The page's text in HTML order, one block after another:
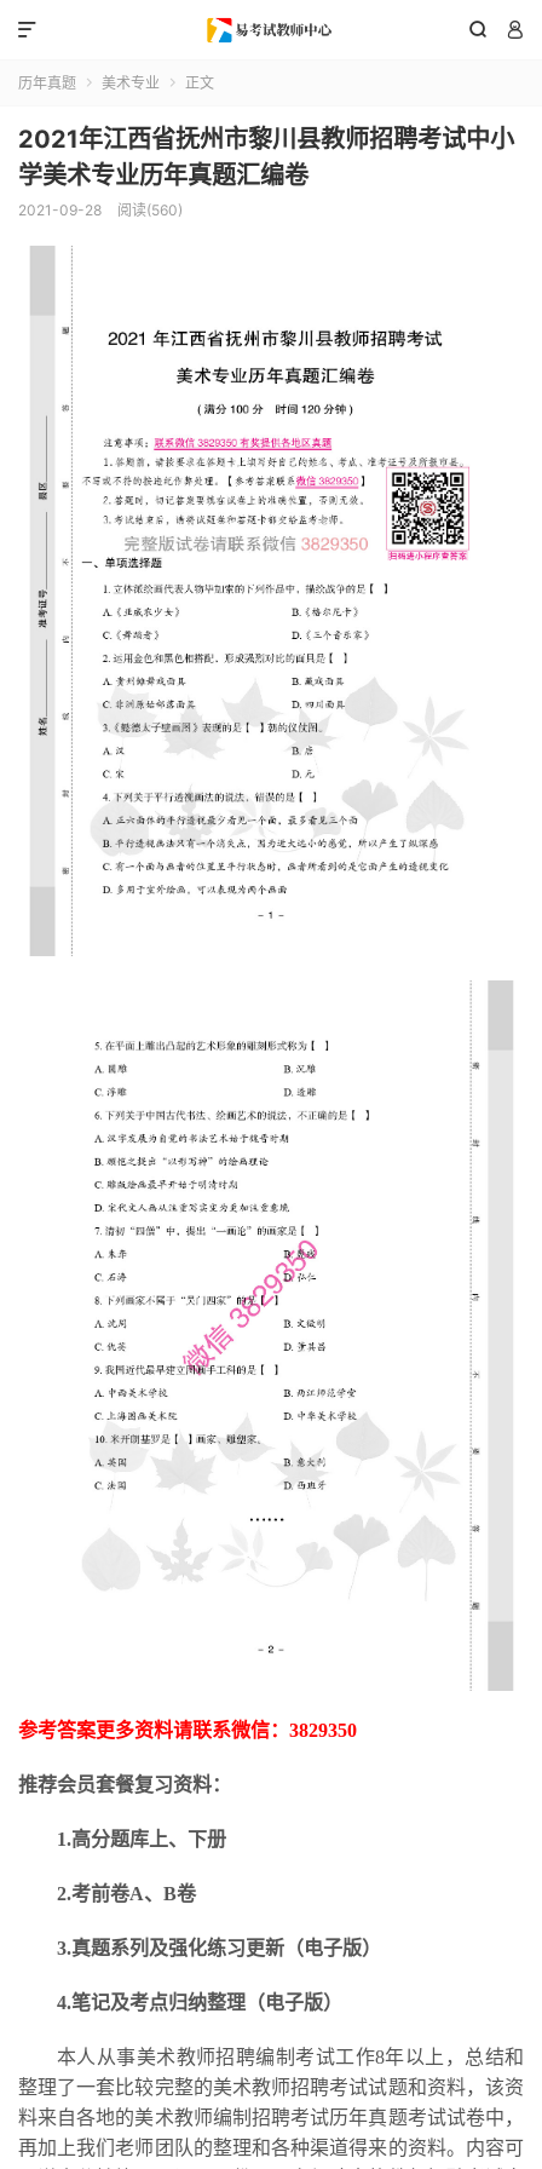
 

历年真题  美术专业  正文
2021年江西省抚州市黎川县教师招聘考试中小
学美术专业历年真题汇编卷
2021-09-28 阅读(560)
参考答案更多资料请联系微信： 3829350
推荐会员套餐复习资料：
1.高分题库上、下册
2.考前卷A、B卷
3.真题系列及强化练习更新 （电子版）
4.笔记及考点归纳整理（电子版）
本人从事美术教师招聘编制考试工作8年以上，总结和
整理了一套比较完整的美术教师招聘考试试题和资料，该资
料来自各地的美术教师编制招聘考试历年真题考试试卷中，
再加上我们老师团队的整理和各种渠道得来的资料。内容可